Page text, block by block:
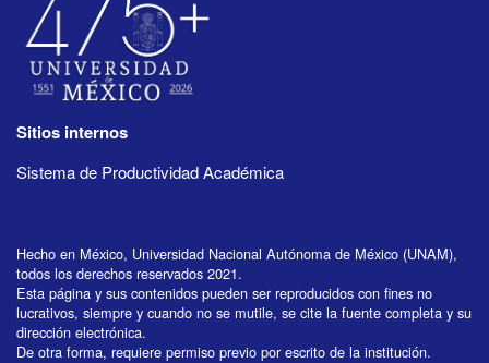
Sitios internos
Sistema de Productividad Académica
Hecho en México, Universidad Nacional Autónoma de México (UNAM),
todos los derechos reservados 2021.
Esta página y sus contenidos pueden ser reproducidos con fines no
lucrativos, siempre y cuando no se mutile, se cite la fuente completa y su
dirección electrónica.
De otra forma, requiere permiso previo por escrito de la institución.